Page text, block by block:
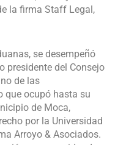
la firma Staff Legal,
se desempeñó
presidente del Consejo
de las
que ocupó hasta su
de Moca,
por la Universidad
Arroyo & Asociados.